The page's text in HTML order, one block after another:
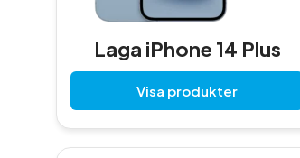
Laga iPhone 14 Plus
Visa produkter